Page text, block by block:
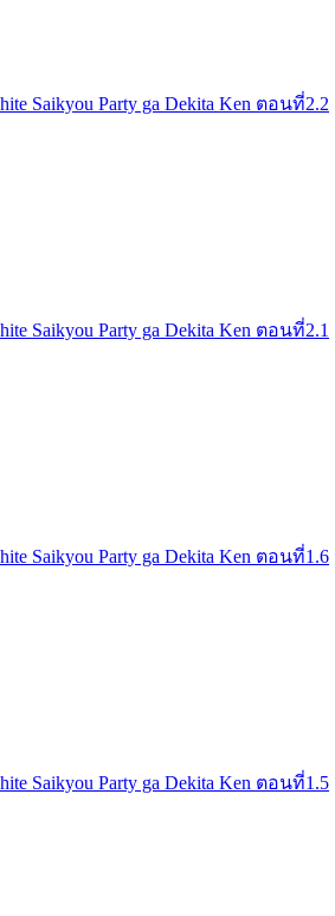
Saikyou Party ga Dekita Ken ตอนที่2.2
Saikyou Party ga Dekita Ken ตอนที่2.1
Saikyou Party ga Dekita Ken ตอนที่1.6
Saikyou Party ga Dekita Ken ตอนที่1.5